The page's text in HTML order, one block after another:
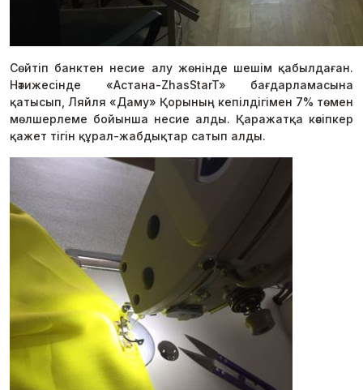
Сөйтіп банктен несие алу жөнінде шешім қабылдаған.
Нәтижесінде «Астана-ZhasStarT» бағдарламасына
қатысып, Ляйля «Даму» Қорының кепілдігімен 7% төмен
мөлшерлеме бойынша несие алды. Қаражатқа кәсіпкер
қажет тігін құрал-жабдықтар сатып алды.